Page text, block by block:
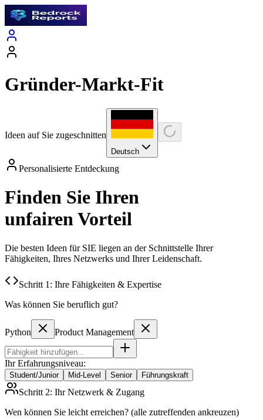
Gründer-Markt-Fit
Ideen auf Sie zugeschnitten
Deutsch
Personalisierte Entdeckung
Finden Sie Ihren
unfairen Vorteil
Die besten Ideen für SIE liegen an der Schnittstelle Ihrer
Fähigkeiten, Ihres Netzwerks und Ihrer Leidenschaft.
Schritt 1: Ihre Fähigkeiten & Expertise
Was können Sie beruflich gut?
Python Product Management
Ihr Erfahrungsniveau:
Student/Junior Mid-Level Senior Führungskraft
Schritt 2: Ihr Netzwerk & Zugang
Wen können Sie leicht erreichen? (alle zutreffenden ankreuzen)